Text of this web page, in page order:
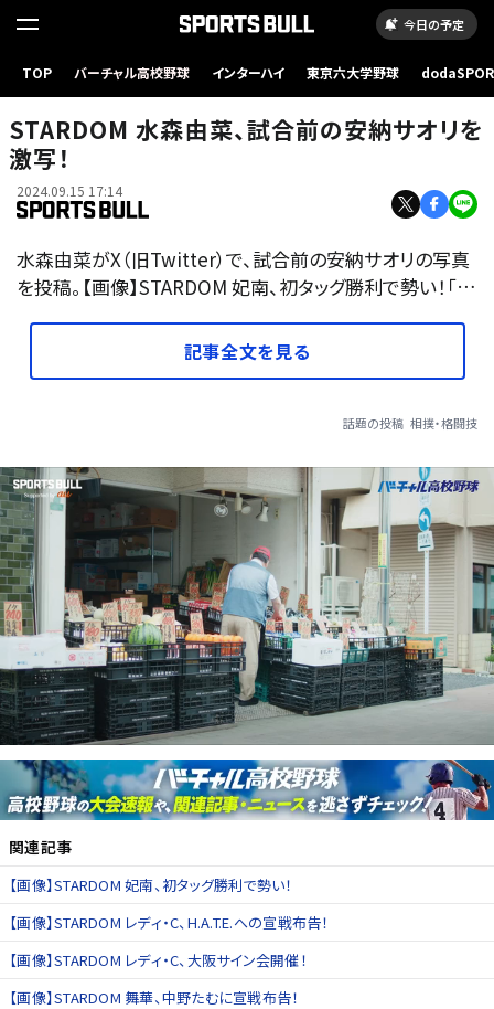
今日の予定
TOP バーチャル高校野球 インターハイ 東京六大学野球
STARDOM 水森由菜、試合前の安納サオリを
激写！
2024.09.15 17:14
水森由菜がX（旧Twitter）で、試合前の安納サオリの写真
を投稿。【画像】STARDOM 妃南、初タッグ勝利で勢い！「…
記事全文を見る
話題の投稿 相撲・格闘技
関連記事
【画像】STARDOM 妃南、初タッグ勝利で勢い！
【画像】STARDOM レディ・C、H.A.T.E.への宣戦布告！
【画像】STARDOM レディ・C、大阪サイン会開催！
【画像】STARDOM 舞華、中野たむに宣戦布告！